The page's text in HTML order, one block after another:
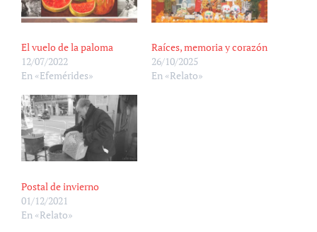
El vuelo de la paloma
12/07/2022
En «Efemérides»
Raíces, memoria y corazón
26/10/2025
En «Relato»
Postal de invierno
01/12/2021
En «Relato»